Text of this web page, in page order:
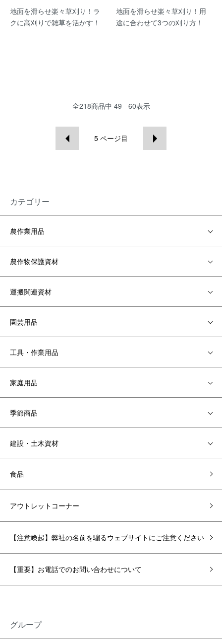
地面を滑らせ楽々草刈り！ラ
クに高刈りで雑草を活かす！
地面を滑らせ楽々草刈り！用
途に合わせて3つの刈り方！
全218商品中 49 - 60表示
5 ページ目
カテゴリー
農作業用品
農作物保護資材
運搬関連資材
園芸用品
工具・作業用品
家庭用品
季節商品
建設・土木資材
食品
アウトレットコーナー
【注意喚起】弊社の名前を騙るウェブサイトにご注意ください
【重要】お電話でのお問い合わせについて
グループ